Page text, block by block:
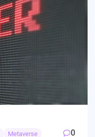
Metaverse
0